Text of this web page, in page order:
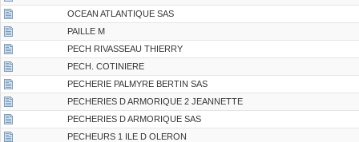
OCEAN ATLANTIQUE SAS
PAILLE M
PECH RIVASSEAU THIERRY
PECH. COTINIERE
PECHERIE PALMYRE BERTIN SAS
PECHERIES D ARMORIQUE 2 JEANNETTE
PECHERIES D ARMORIQUE SAS
PECHEURS 1 ILE D OLERON